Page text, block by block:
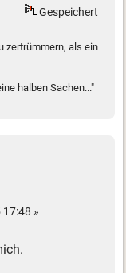
Gespeichert
zertrümmern, als ein
halben Sachen..."
»